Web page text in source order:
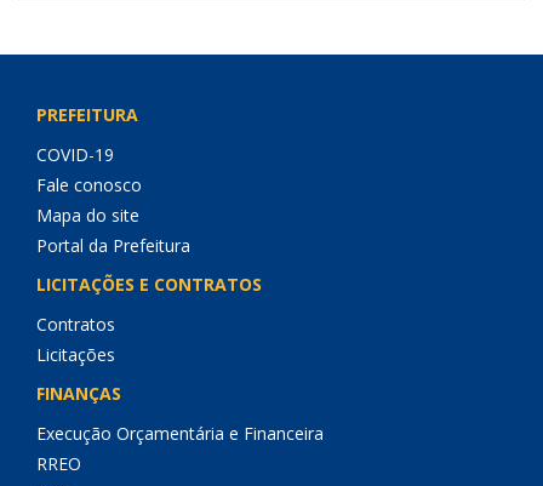
PREFEITURA
COVID-19
Fale conosco
Mapa do site
Portal da Prefeitura
LICITAÇÕES E CONTRATOS
Contratos
Licitações
FINANÇAS
Execução Orçamentária e Financeira
RREO